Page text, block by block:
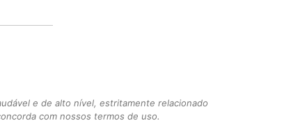
e de alto nível, estritamente relacionado
com nossos termos de uso.